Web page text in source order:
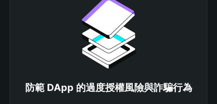
防範 DApp 的過度授權風險與詐騙行為